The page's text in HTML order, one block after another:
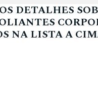
DETALHES
NA LISTA A